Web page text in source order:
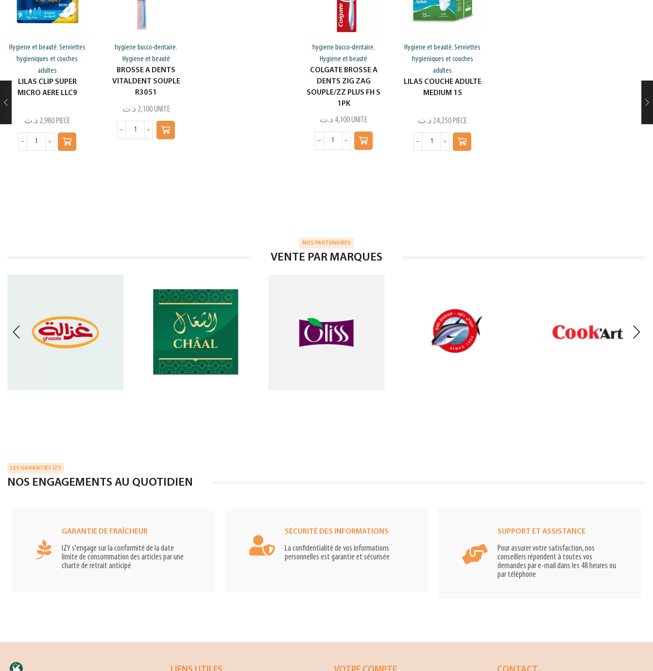
Hygiene et beauté, Serviettes
hygieniques et couches
adultes
LILAS CLIP SUPER
MICRO AERE LLC9
2,980 د.ت PIECE
hygiene bucco-dentaire,
Hygiene et beauté
BROSSE A DENTS
VITALDENT SOUPLE
R3051
2,100 د.ت UNITE
hygiene bucco-dentaire,
Hygiene et beauté
COLGATE BROSSE A
DENTS ZIG ZAG
SOUPLE/ZZ PLUS FH S
1PK
4,100 د.ت UNITE
Hygiene et beauté,Serviettes
hygieniques et couches
adultes
LILAS COUCHE ADULTE
MEDIUM 15
24,250 د.ت PIECE
NOS PARTENAIRES
VENTE PAR MARQUES
LES GARANTIES IZY
NOS ENGAGEMENTS AU QUOTIDIEN
GARANTIE DE FRAÎCHEUR
IZY s'engage sur la conformité de la date
limite de consommation des articles par une
charte de retrait anticipé
SÉCURITÉ DES INFORMATIONS
La confidentialité de vos informations
personnelles est garantie et sécurisée
SUPPORT ET ASSISTANCE
Pour assurer votre satisfaction, nos
conseillers répondent à toutes vos
demandes par e-mail dans les 48 heures ou
par téléphone